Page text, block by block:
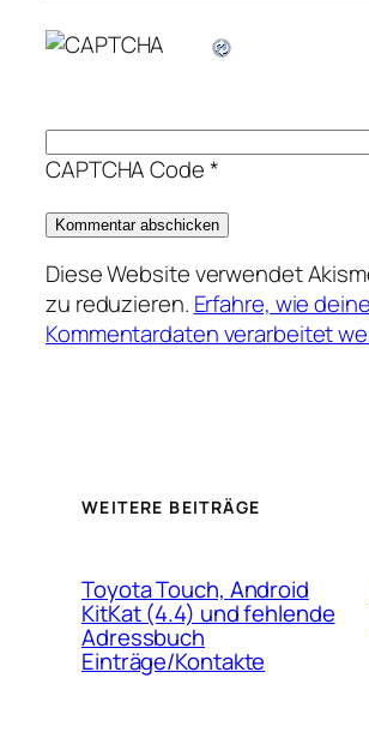
CAPTCHA Code*
Diese Website verwendet
zu reduzieren. Erfahre, wie deine
Kommentardaten verarbeitet
WEITERE BEITRÄGE
Toyota Touch, Android
KitKat (4.4) und fehlende
Adressbuch
Einträge/Kontakte